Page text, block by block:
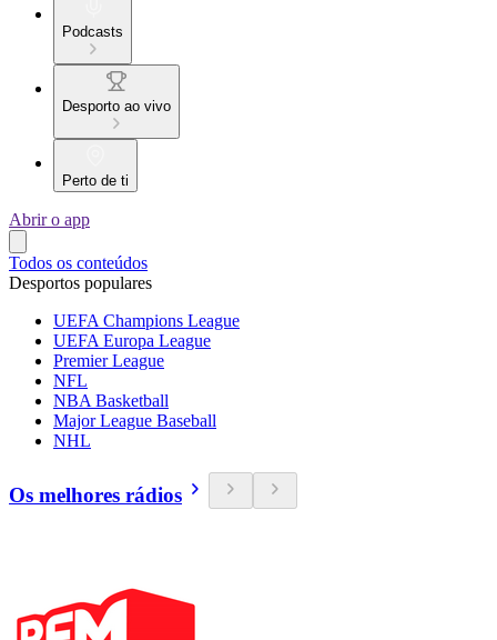
Podcasts
Desporto ao vivo
Perto de ti
Abrir o app
Todos os conteúdos
Desportos populares
UEFA Champions League
UEFA Europa League
Premier League
NFL
NBA Basketball
Major League Baseball
NHL
Os melhores rádios